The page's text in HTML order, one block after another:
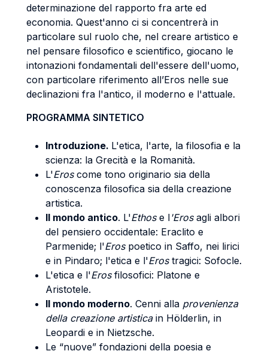
determinazione del rapporto fra arte ed
economia. Quest'anno ci si concentrerà in
particolare sul ruolo che, nel creare artistico e
nel pensare filosofico e scientifico, giocano le
intonazioni fondamentali dell'essere dell'uomo,
con particolare riferimento all’Eros nelle sue
declinazioni fra l'antico, il moderno e l'attuale.
PROGRAMMA SINTETICO
Introduzione. L'etica, l'arte, la filosofia e la
scienza: la Grecità e la Romanità.
L'Eroscome tono originario sia della
conoscenza filosofica sia della creazione
artistica.
Il mondo antico. L'Ethos e l'Eros agli albori
del pensiero occidentale: Eraclito e
Parmenide; l'Erospoetico in Saffo, nei lirici
e in Pindaro; l'etica e l'Erostragici: Sofocle.
L'etica e l'Erosfilosofici: Platone e
Aristotele.
Il mondo moderno. Cenni alla provenienza
della creazione artisticain Hölderlin, in
Leopardi e in Nietzsche.
Le “nuove” fondazioni della poesia e